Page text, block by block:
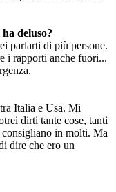
deluso?
parlarti di più persone.
i rapporti anche fuori...
Italia e Usa. Mi
dirti tante cose, tanti
in molti. Ma
dire che ero un